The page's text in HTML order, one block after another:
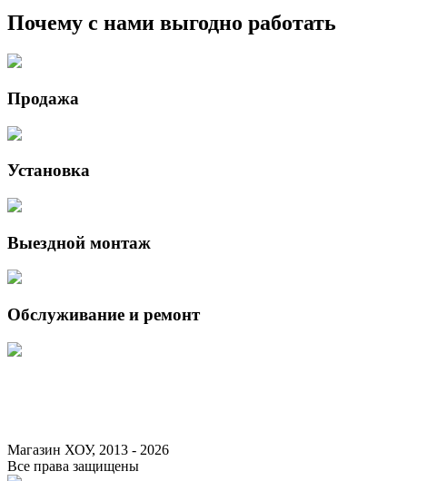
Почему с нами выгодно работать
Продажа
Установка
Выездной монтаж
Обслуживание и ремонт
Магазин ХОУ, 2013 - 2026
Все права защищены